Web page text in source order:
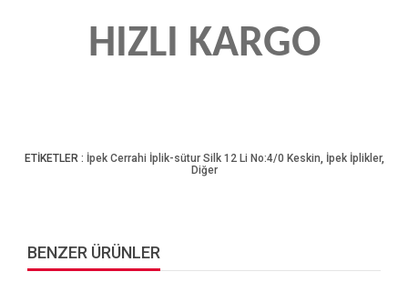
HIZLI KARGO
ETİKETLER : İpek Cerrahi İplik-sütur Silk 12 Li No:4/0 Keskin, İpek İplikler,
Diğer
BENZER ÜRÜNLER